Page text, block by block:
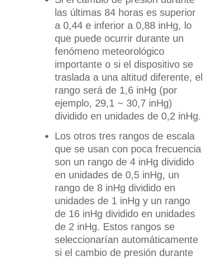
las últimas 84 horas es superior
a 0,44 e inferior a 0,88 inHg, lo
que puede ocurrir durante un
fenómeno meteorológico
importante o si el dispositivo se
traslada a una altitud diferente, el
rango será de 1,6 inHg (por
ejemplo, 29,1 ~ 30,7 inHg)
dividido en unidades de 0,2 inHg.
Los otros tres rangos de escala
que se usan con poca frecuencia
son un rango de 4 inHg dividido
en unidades de 0,5 inHg, un
rango de 8 inHg dividido en
unidades de 1 inHg y un rango
de 16 inHg dividido en unidades
de 2 inHg. Estos rangos se
seleccionarían automáticamente
si el cambio de presión durante